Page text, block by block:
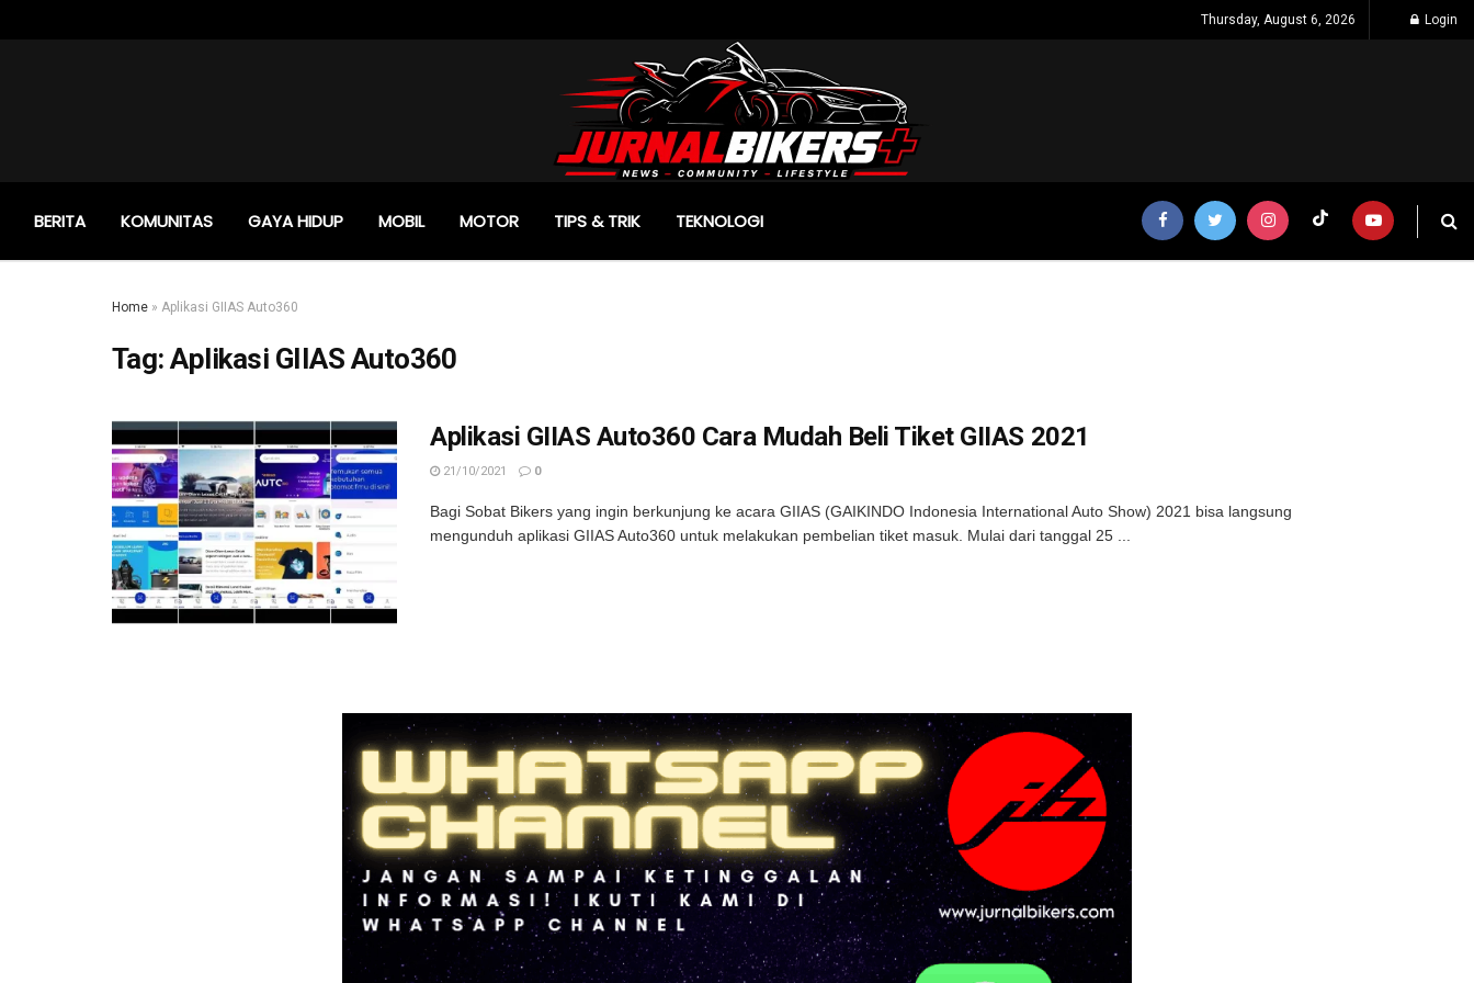
Thursday, August 6, 2026 Login
BERITA KOMUNITAS GAYA HIDUP MOBIL MOTOR TIPS & TRIK TEKNOLOGI
Home » Aplikasi GIIAS Auto360
Tag:Aplikasi GIIAS Auto360
Aplikasi GIIAS Auto360 Cara Mudah Beli Tiket GIIAS 2021
21/10/2021 0
Bagi Sobat Bikers yang ingin berkunjung ke acara GIIAS (GAIKINDO Indonesia International Auto Show) 2021 bisa langsung
mengunduh aplikasi GIIAS Auto360 untuk melakukan pembelian tiket masuk. Mulai dari tanggal 25 ...